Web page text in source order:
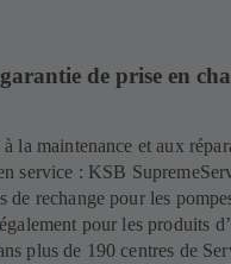
de prise en
la maintenance et aux
service : KSB
de rechange pour les
pour les produits
plus de 190 centres de